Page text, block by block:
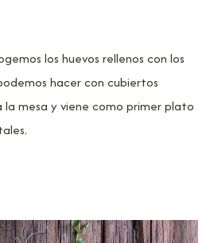
los huevos rellenos con los
hacer con cubiertos
la mesa y viene como primer plato